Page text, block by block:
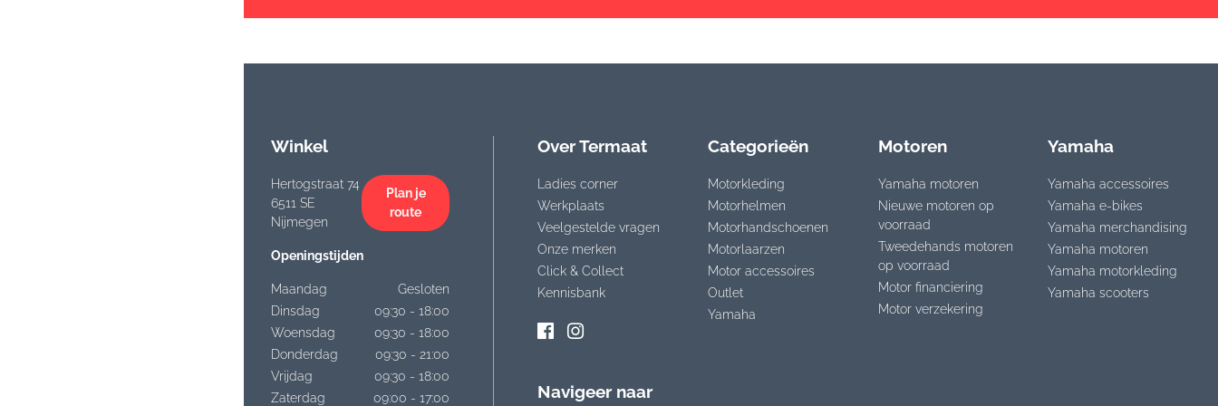
Winkel
Hertogstraat 74
6511 SE
Nijmegen
Plan je
route
Openingstijden
Maandag
Gesloten
Dinsdag
09:30 - 18:00
Woensdag
09:30 - 18:00
Donderdag
09:30 - 21:00
Vrijdag
09:30 - 18:00
Zaterdag
09:00 - 17:00
Over Termaat
Ladies corner
Werkplaats
Veelgestelde vragen
Onze merken
Click & Collect
Kennisbank
Categorieën
Motorkleding
Motorhelmen
Motorhandschoenen
Motorlaarzen
Motor accessoires
Outlet
Yamaha
Motoren
Yamaha motoren
Nieuwe motoren op
voorraad
Tweedehands motoren
op voorraad
Motor financiering
Motor verzekering
Yamaha
Yamaha accessoires
Yamaha e-bikes
Yamaha merchandising
Yamaha motoren
Yamaha motorkleding
Yamaha scooters
Navigeer naar